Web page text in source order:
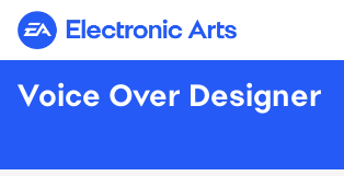
Electronic Arts
Voice Over Designer